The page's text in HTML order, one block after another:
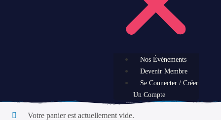
Nos Évènements
Devenir Membre
Se Connecter / Créer
Un Compte
Votre panier est actuellement vide.